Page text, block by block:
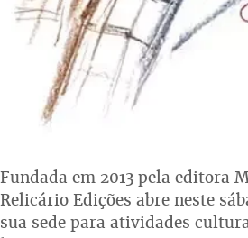
Fundada em 2013 pela editora
Relicário Edições abre neste
sua sede para atividades